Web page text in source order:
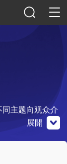
主题向观众介
展開